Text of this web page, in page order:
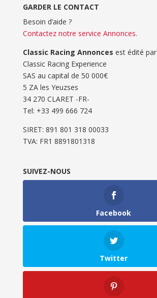
GARDER LE CONTACT
Besoin d’aide ?
Contactez notre service Annonces.
Classic Racing Annonces est édité par
Classic Racing Experience
SAS au capital de 50 000€
5 ZA les Yeuzses
34 270 CLARET -FR-
Tel: ‭+33 499 666 724‬
SIRET: 891 801 318 00033
TVA: FR1 8891801318
SUIVEZ-NOUS
Facebook
Twitter